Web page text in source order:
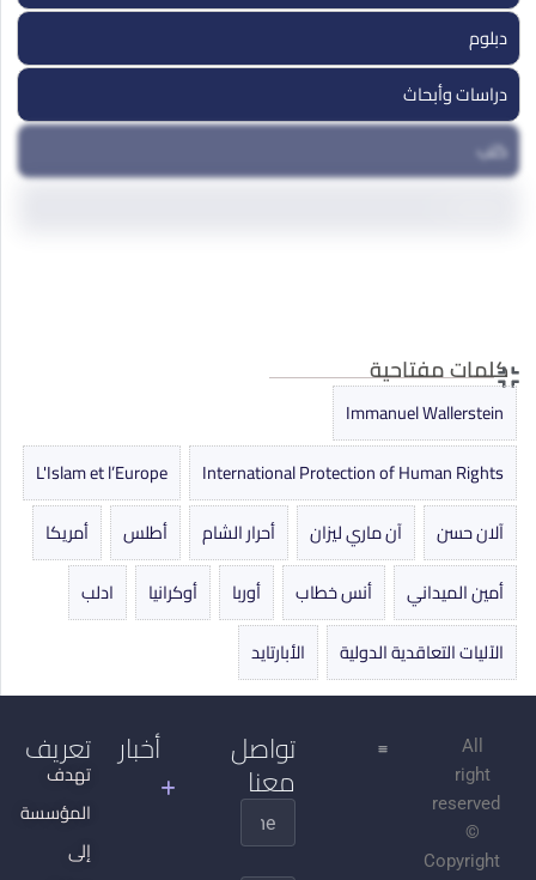
دبلوم
دراسات وأبحاث
كتب
كلمات مفتاحية
Immanuel Wallerstein
International Protection of Human Rights
L'Islam et l’Europe
آلان حسن
آن ماري ليزان أحرار الشام أطلس
أمريكا
أمين الميداني
أنس خطاب أوربا أوكرانيا
ادلب
الآليات التعاقدية الدولية
الأبارتايد
تعريف
تهدف
المؤسسة
إلى
أخبار
جدل
التنوير
الجهادية
السلفية
تواصل
معنا
right
reserved
©
Copyright